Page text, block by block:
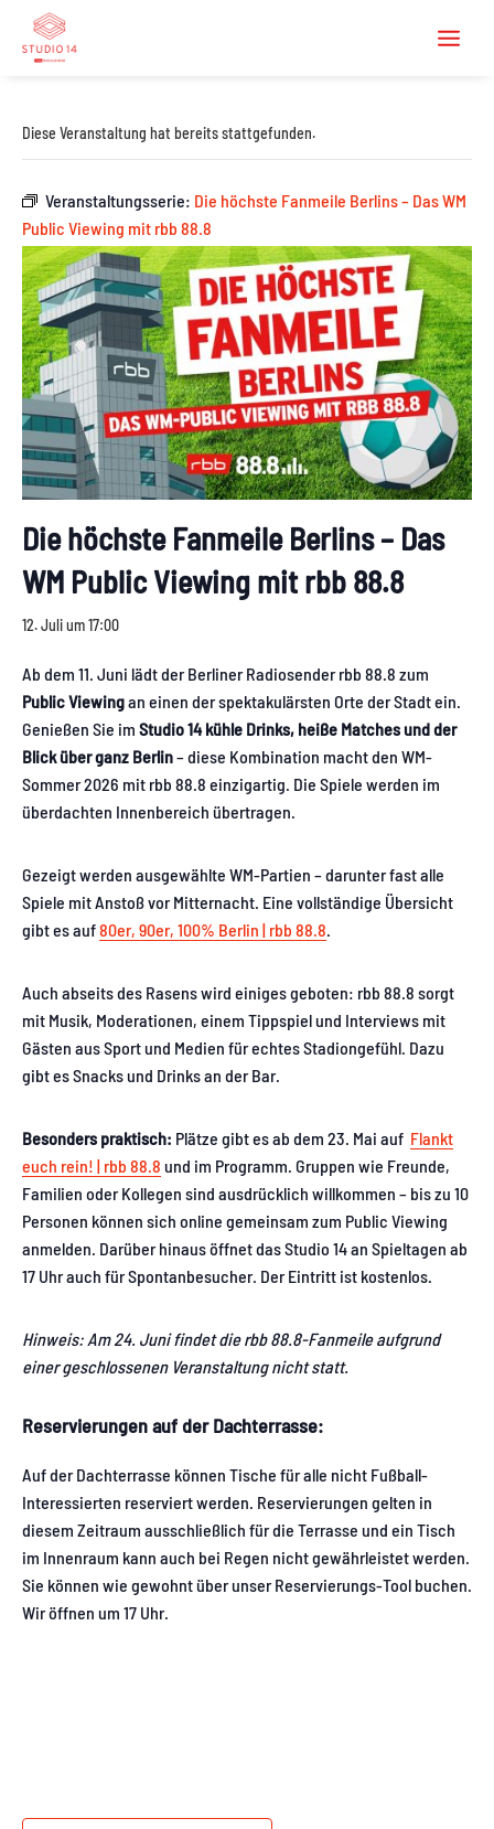
Diese Veranstaltung hat bereits stattgefunden.
Veranstaltungsserie: Die höchste Fanmeile Berlins – Das WM
Public Viewing mit rbb 88.8
Die höchste Fanmeile Berlins – Das
WM Public Viewing mit rbb 88.8
12. Juli um 17:00
Ab dem 11. Juni lädt der Berliner Radiosender rbb 88.8 zum
Public Viewingan einen der spektakulärsten Orte der Stadt ein.
Genießen Sie im Studio 14 kühle Drinks, heiße Matches und der
Blick über ganz Berlin– diese Kombination macht den WM-
Sommer 2026 mit rbb 88.8 einzigartig. Die Spiele werden im
überdachten Innenbereich übertragen.
Gezeigt werden ausgewählte WM-Partien – darunter fast alle
Spiele mit Anstoß vor Mitternacht. Eine vollständige Übersicht
gibt es auf80er, 90er, 100% Berlin | rbb 88.8.
Auch abseits des Rasens wird einiges geboten: rbb 88.8 sorgt
mit Musik, Moderationen, einem Tippspiel und Interviews mit
Gästen aus Sport und Medien für echtes Stadiongefühl. Dazu
gibt es Snacks und Drinks an der Bar.
Besonders praktisch: Plätze gibt es ab dem 23. Mai auf Flankt
euch rein! | rbb 88.8 und im Programm. Gruppen wie Freunde,
Familien oder Kollegen sind ausdrücklich willkommen – bis zu 10
Personen können sich online gemeinsam zum Public Viewing
anmelden. Darüber hinaus öffnet das Studio 14 an Spieltagen ab
17 Uhr auch für Spontanbesucher. Der Eintritt ist kostenlos.
Hinweis: Am 24. Juni findet die rbb 88.8-Fanmeile aufgrund
einer geschlossenen Veranstaltung nicht statt.
Reservierungen auf der Dachterrasse:
Auf der Dachterrasse können Tische für alle nicht Fußball-
Interessierten reserviert werden. Reservierungen gelten in
diesem Zeitraum ausschließlich für die Terrasse und ein Tisch
im Innenraum kann auch bei Regen nicht gewährleistet werden.
Sie können wie gewohnt über unser Reservierungs-Tool buchen.
Wir öffnen um 17 Uhr.